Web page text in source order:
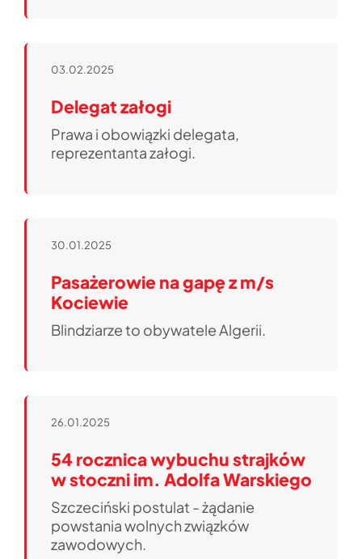
03.02.2025
Delegat załogi
Prawa i obowiązki delegata,
reprezentanta załogi.
30.01.2025
Pasażerowie na gapę z m/s
Kociewie
Blindziarze to obywatele Algerii.
26.01.2025
54 rocznica wybuchu strajków
w stoczni im. Adolfa Warskiego
Szczeciński postulat - żądanie
powstania wolnych związków
zawodowych.